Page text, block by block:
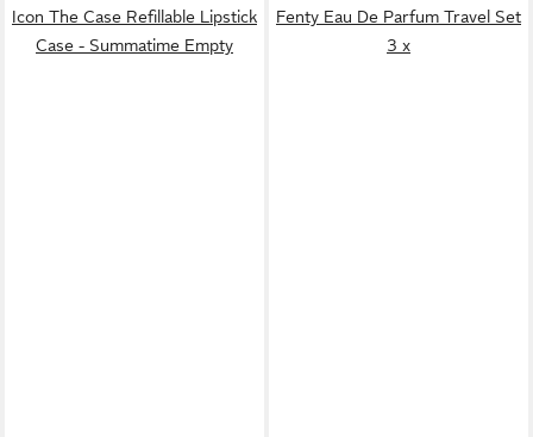
Icon The Case Refillable Lipstick
Case - Summatime Empty
Fenty Eau De Parfum Travel Set
3 x